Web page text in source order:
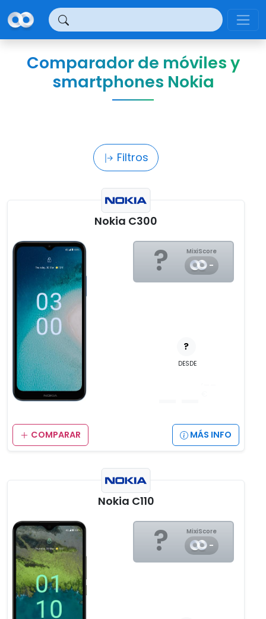
Comparador de móviles y
smartphones Nokia
Filtros
Nokia C300
? MixiScore
-
?
DESDE
COMPARAR MÁS INFO
Nokia C110
? MixiScore
-
Panel de gestión de cookies